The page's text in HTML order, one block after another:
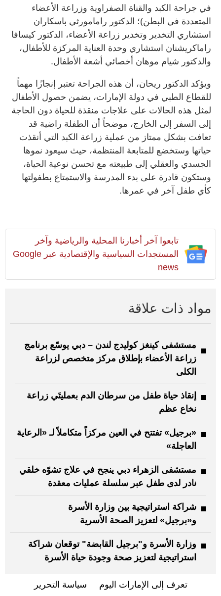
في جراحة الكبد والقناة الصفراوية وزراعة الأعضاء
المتعددة في البطن)؛ الدكتور رامامورثي باسكاران
استشاري التخدير وتخدير زراعة الأعضاء، الدكتور كيسافا
راماكريشنان استشاري وحدة العناية المركزة للأطفال،
والدكتور شيام موهان أخصائي أشعة الأطفال.
ويؤكد الدكتور ريحان، أن هذه الجراحة تعتبر إنجازًا مهماً
للقطاع الطبي في دولة الإمارات، يضمن حصول الأطفال
لمثل هذه الحالات على علاجات منقذة للحياة دون الحاجة
إلى السفر إلى الخارج، موضحاً أن الطفلة راضية قد
تعافت بشكل ممتاز من عملية زراعة الكبد التي أنقذت
حياتها وستخضع للمتابعة المنتظمة، حيث سيعود نموها
الجسدي والعقلي إلى طبيعته مع تحسن نوعية الحياة،
وستكون قادرة على بدء المدرسة والاستمتاع بطفولتها
كأي طفل آخر في عمرها.
تابعوا آخر أخبارنا المحلية والرياضية وآخر
المستجدات السياسية والإقتصادية عبر Google
news
مواد ذات علاقة
مستشفى كينغز كوليدج لندن – دبي يوسّع برنامج
زراعة الأعضاء بإطلاق مركز متخصص لزراعة
الكلى
إنقاذ حياة طفل من سرطان الدم بعمليتَي زراعة
نخاع عظم
«برجيل» تفتتح في العين مركزاً متكاملاً لـ «الرعاية
العاجلة»
مستشفى الزهراء دبي ينجح في علاج تشوّه خلقي
نادر لدى طفل عبر سلسلة عمليات معقدة
شراكة استراتيجية بين وزارة الأسرة
و«برجيل» لتعزيز الصحة الأسرية
وزارة الأسرة و"برجيل القابضة" توقعان شراكة
استراتيجية لتعزيز صحة وجودة حياة الأسرة
تعرف إلى الإمارات اليوم سياسة التحرير